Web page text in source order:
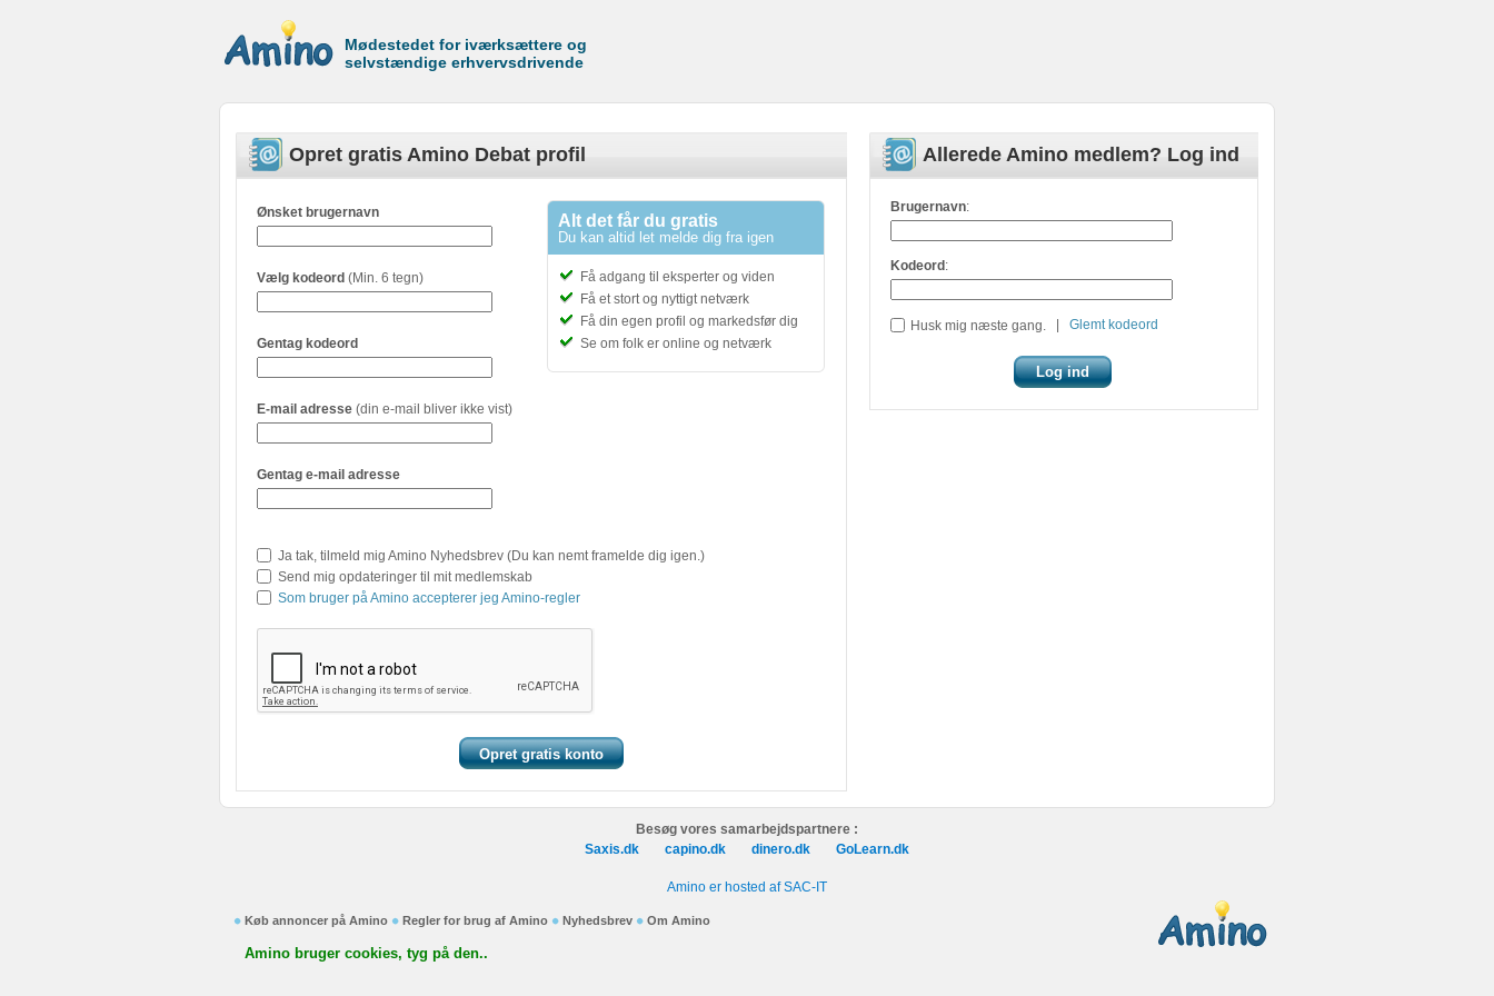
Mødestedet for iværksættere og
selvstændige erhvervsdrivende
Allerede Amino medlem? Log ind
Brugernavn:
Kodeord :
Husk mig næste gang. Glemt kodeord
Opret gratis Amino Debat profil
Alt det får du gratis
Du kan altid let melde dig fra igen
Få adgang til eksperter og viden
Få et stort og nyttigt netværk
Få din egen profil og markedsfør dig
Se om folk er online og netværk
Ønsket brugernavn
Vælg kodeord (Min. 6 tegn)
Gentag kodeord
E-mail adresse (din e-mail bliver ikke vist)
Gentag e-mail adresse
Ja tak, tilmeld mig Amino Nyhedsbrev (Du kan nemt framelde dig igen.)
Send mig opdateringer til mit medlemskab
Som bruger på Amino accepterer jeg Amino-regler
Besøg vores samarbejdspartnere :
Saxis.dk
capino.dk dinero.dk GoLearn.dk
Amino er hosted af SAC-IT
Køb annoncer på Amino Regler for brug af Amino Nyhedsbrev Om Amino
Amino bruger cookies, tyg på den..